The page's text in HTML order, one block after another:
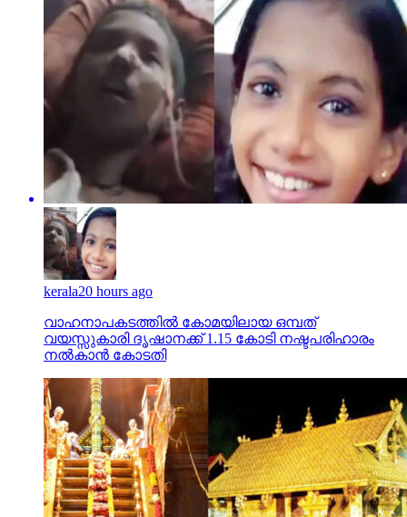
kerala20 hours ago
വാഹനാപകടത്തില്‍ കോമയിലായ ഒമ്പത്
വയസ്സുകാരി ദൃഷാനക്ക് 1.15 കോടി നഷ്ടപരിഹാരം
നല്‍കാന്‍ കോടതി